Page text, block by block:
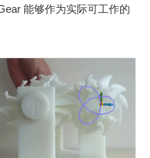
能够作为实际可工作的